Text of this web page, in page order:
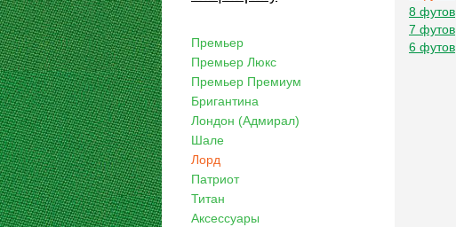
8 футов
7 футов
6 футов
Премьер
Премьер Люкс
Премьер Премиум
Бригантина
Лондон (Адмирал)
Шале
Лорд
Патриот
Титан
Аксессуары